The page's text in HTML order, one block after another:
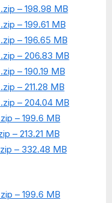
– 198.98 MB
– 199.61 MB
– 196.65 MB
– 206.83 MB
– 190.19 MB
– 211.28 MB
– 204.04 MB
– 199.6 MB
– 213.21 MB
– 332.48 MB
– 199.6 MB